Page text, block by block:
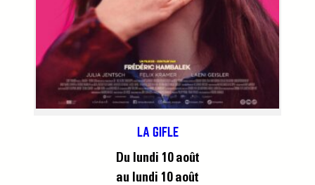
LA GIFLE
Du lundi 10 août
au lundi 10 août